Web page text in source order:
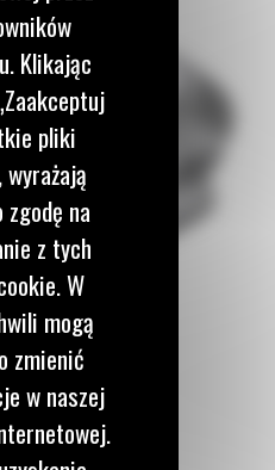
Klikając
pliki
wyrażają
zgodę na
z tych
W
mogą
zmienić
w naszej